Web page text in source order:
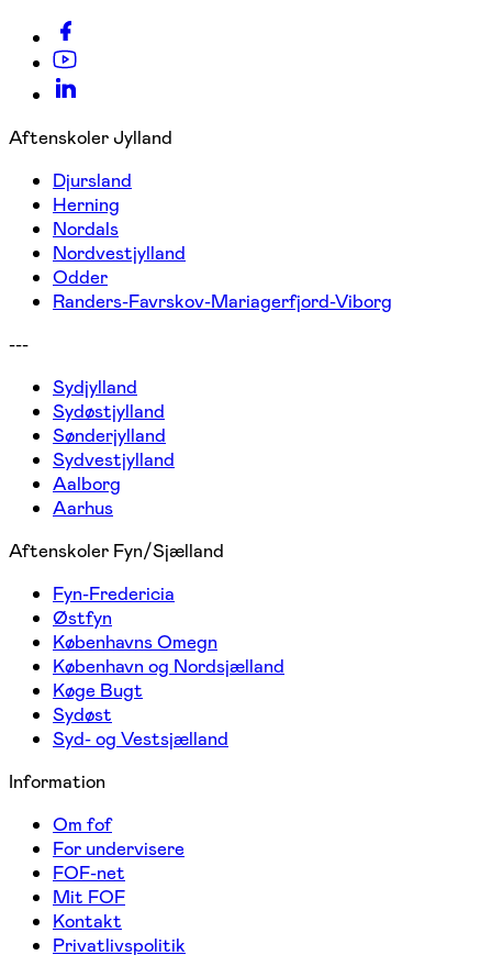
Aftenskoler Jylland
Djursland
Herning
Nordals
Nordvestjylland
Odder
Randers-Favrskov-Mariagerfjord-Viborg
---
Sydjylland
Sydøstjylland
Sønderjylland
Sydvestjylland
Aalborg
Aarhus
Aftenskoler Fyn/Sjælland
Fyn-Fredericia
Østfyn
Københavns Omegn
København og Nordsjælland
Køge Bugt
Sydøst
Syd- og Vestsjælland
Information
Om fof
For undervisere
FOF-net
Mit FOF
Kontakt
Privatlivspolitik